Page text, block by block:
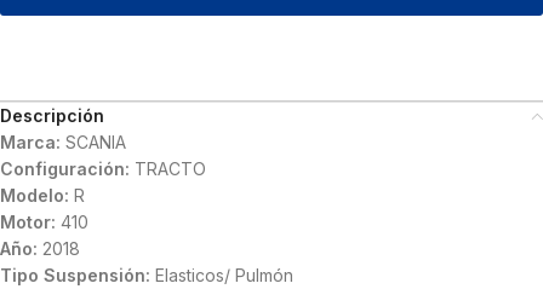
Descripción
Marca: SCANIA
Configuración: TRACTO
Modelo: R
Motor: 410
Año: 2018
Tipo Suspensión: Elasticos/ Pulmón